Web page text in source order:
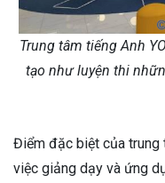
Trung tâm tiếng Anh
tạo như luyện thi
Điểm đặc biệt của trung
việc giảng dạy và ứng